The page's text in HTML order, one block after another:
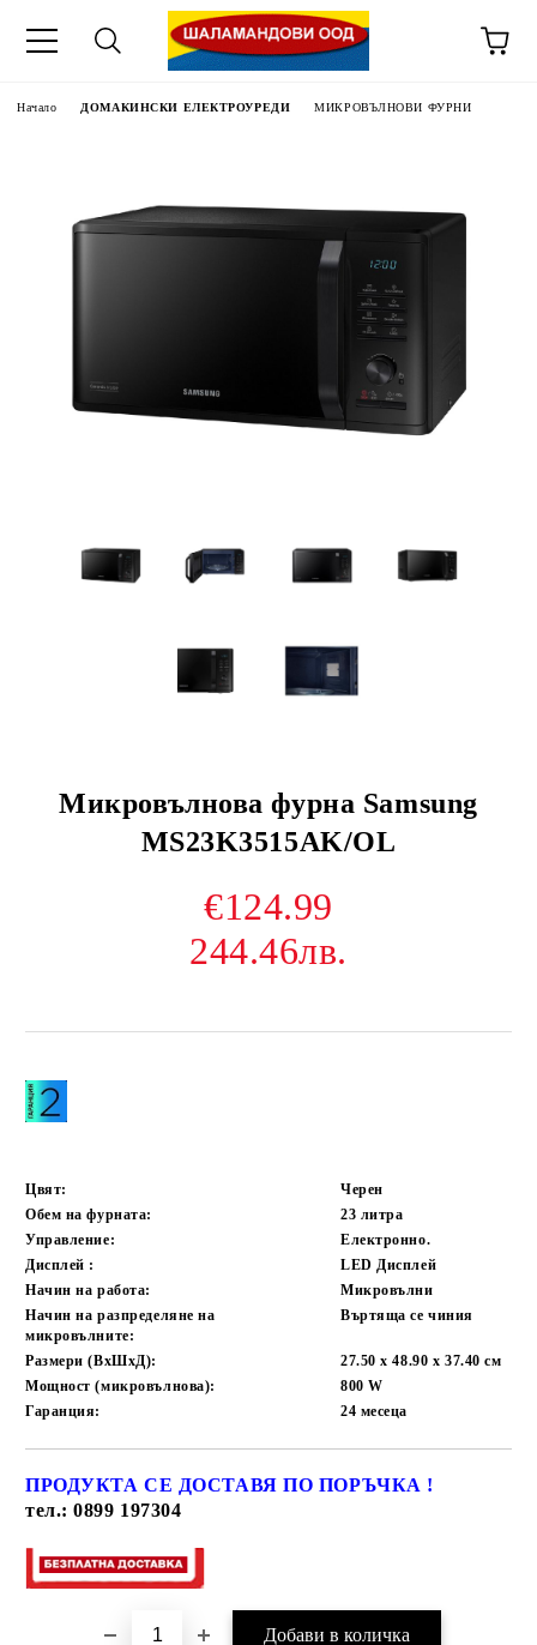
Начало ДОМАКИНСКИ ЕЛЕКТРОУРЕДИ МИКРОВЪЛНОВИ ФУРНИ
Микровълнова фурна Samsung
MS23K3515AK/OL
€124.99
244.46лв.
Цвят:
Черен
Обем на фурната:
23 литра
Управление:
Електронно.
Дисплей :
LED Дисплей
Начин на работа:
Микровълни
Начин на разпределяне на
микровълните:
Въртяща се чиния
Размери (ВхШхД): 27.50 x 48.90 x 37.40см
Мощност (микровълнова):
800W
Гаранция:
24 месеца
ПРОДУКТА СЕ ДОСТАВЯ ПО ПОРЪЧКА !
тел.: 0899 197304